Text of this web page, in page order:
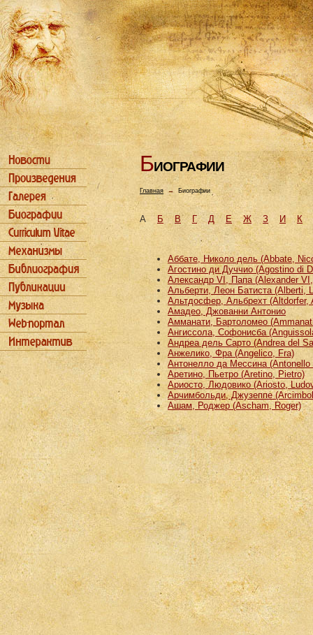
БИОГРАФИИ
Главная→ Биографии
АБ В Г Д Е Ж З И К
Аббате, Николо дель (Abbate,
Агостино ди Дуччио (Agostino di
Александр VI, Папа (Alexander
Альберти, Леон Батиста (Alberti,
Альтдосфер, Альбрехт (Altdorfer,
Амадео, Джованни Антонио
Амманати, Бартоломео
Ангиссола, Софонисба
Андреа дель Сарто (Andrea del
Анжелико, Фра (Angelico, Fra)
Антонелло да Мессина (Antonello
Аретино, Пьетро (Aretino, Pietro)
Ариосто, Людовико (Ariosto,
Арчимбольди, Джузеппе
Ашам, Роджер (Ascham, Roger)